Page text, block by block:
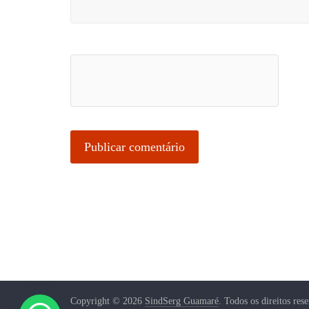
Copyright © 2026 SindSerg Guamaré. Todos os direitos